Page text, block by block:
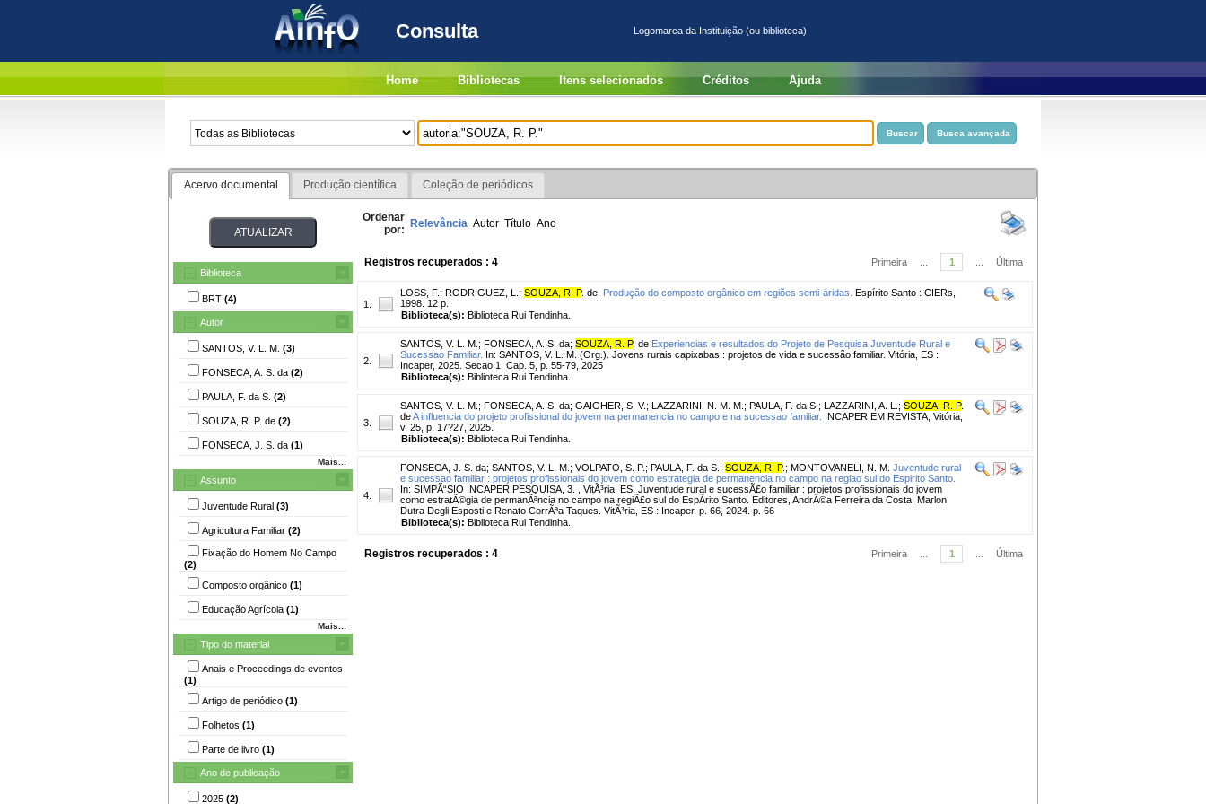
Consulta Logomarca da Instituição (ou biblioteca)
Home Bibliotecas Itens selecionados Créditos Ajuda
Acervo documental Produção científica Coleção de periódicos
Biblioteca
BRT (4)
Autor
SANTOS, V. L. M. (3)
FONSECA, A. S. da (2)
PAULA, F. da S. (2)
SOUZA, R. P. de (2)
FONSECA, J. S. da (1)
Mais...
Assunto
Juventude Rural (3)
Agricultura Familiar (2)
Fixação do Homem No Campo
(2)
Composto orgânico (1)
Educação Agrícola (1)
Mais...
Tipo do material
Anais e Proceedings de eventos
(1)
Artigo de periódico (1)
Folhetos (1)
Parte de livro (1)
Ano de publicação
2025 (2)
Ordenar
por: Relevância Autor Título Ano
Registros recuperados : 4 Primeira 1 Última
1.
LOSS, F. ; RODRIGUEZ, L. ; SOUZA, R. P. de. Produção do composto orgânico em regiões semi-áridas. Espírito Santo : CIERs,
1998. 12 p.
Biblioteca(s): Biblioteca Rui Tendinha.
2.
SANTOS, V. L. M. ; FONSECA, A. S. da; SOUZA, R. P. de Experiencias e resultados do Projeto de Pesquisa Juventude Rural e
Sucessao Familiar. In: SANTOS, V. L. M. (Org.). Jovens rurais capixabas : projetos de vida e sucessão familiar. Vitória, ES :
Incaper, 2025. Secao 1, Cap. 5, p. 55-79, 2025
Biblioteca(s): Biblioteca Rui Tendinha.
3.
SANTOS, V. L. M. ; FONSECA, A. S. da; GAIGHER, S. V.; LAZZARINI, N. M. M. ; PAULA, F. da S. ; LAZZARINI, A. L. ; SOUZA, R. P.
deA influencia do projeto profissional do jovem na permanencia no campo e na sucessao familiar. INCAPER EM REVISTA, Vitória,
v. 25, p. 17?27, 2025.
Biblioteca(s): Biblioteca Rui Tendinha.
4.
FONSECA, J. S. da; SANTOS, V. L. M. ; VOLPATO, S. P. ; PAULA, F. da S. ; SOUZA, R. P. ; MONTOVANELI, N. M. Juventude rural
e sucessao familiar : projetos profissionais do jovem como estrategia de permanencia no campo na regiao sul do Espi­rito Santo.
In: SIMPÃ“SIO INCAPER PESQUISA, 3. , VitÃ³ria, ES. Juventude rural e sucessÃ£o familiar : projetos profissionais do jovem
como estratÃ©gia de permanÃªncia no campo na regiÃ£o sul do EspÃ­rito Santo. Editores, AndrÃ©a Ferreira da Costa, Marlon
Dutra Degli Esposti e Renato CorrÃªa Taques. VitÃ³ria, ES : Incaper, p. 66, 2024. p. 66
Biblioteca(s): Biblioteca Rui Tendinha.
Registros recuperados : 4 Primeira 1 Última